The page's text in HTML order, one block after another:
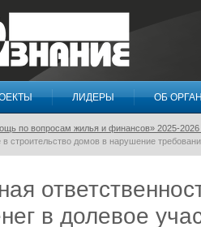
ЛИДЕРЫ ОБ
по вопросам жилья и финансов» 2025-2026
строительство домов в нарушение
в долевое